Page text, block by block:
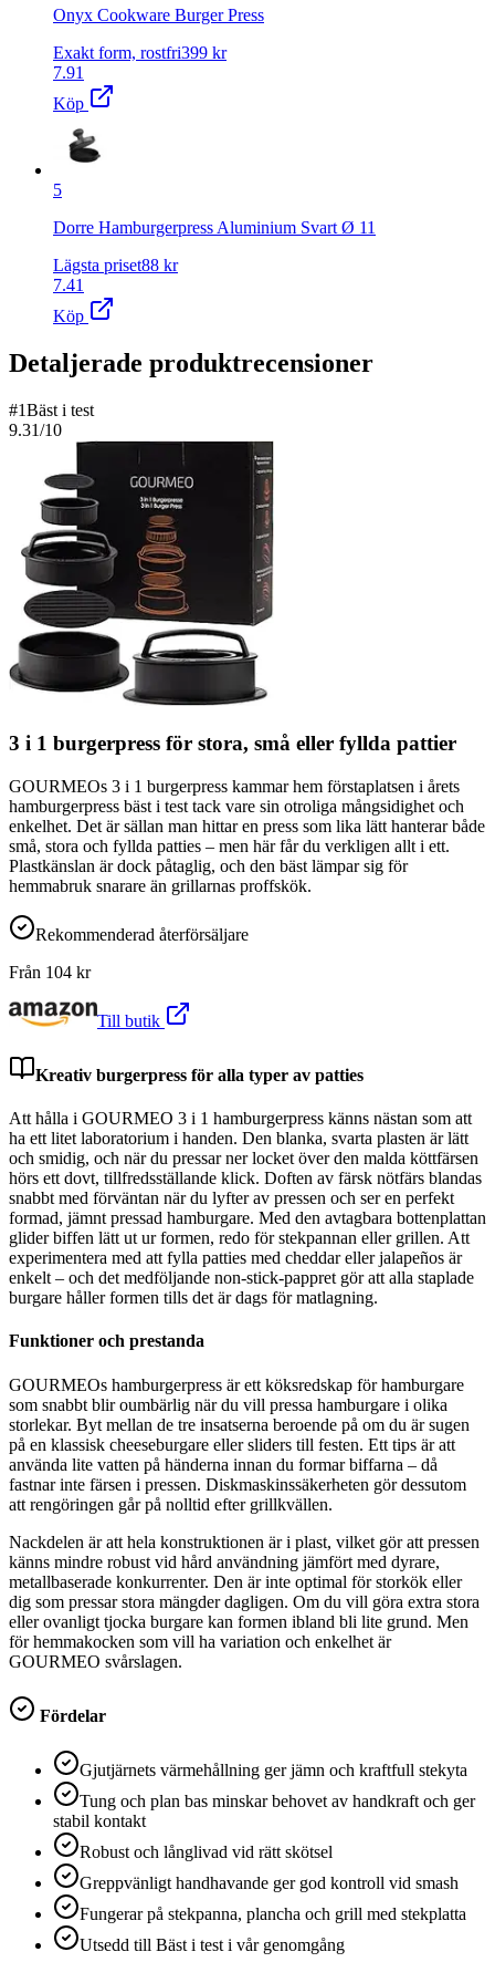
Onyx Cookware Burger Press
Exakt form, rostfri399 kr
7.91
Köp
5
Dorre Hamburgerpress Aluminium Svart Ø 11
Lägsta priset88 kr
7.41
Köp
Detaljerade produktrecensioner
#1Bäst i test
9.31/10
3 i 1 burgerpress för stora, små eller fyllda pattier
GOURMEOs 3 i 1 burgerpress kammar hem förstaplatsen i årets
hamburgerpress bäst i test tack vare sin otroliga mångsidighet och
enkelhet. Det är sällan man hittar en press som lika lätt hanterar både
små, stora och fyllda patties – men här får du verkligen allt i ett.
Plastkänslan är dock påtaglig, och den bäst lämpar sig för
hemmabruk snarare än grillarnas proffskök.
Rekommenderad återförsäljare
Från 104 kr
Till butik
Kreativ burgerpress för alla typer av patties
Att hålla i GOURMEO 3 i 1 hamburgerpress känns nästan som att
ha ett litet laboratorium i handen. Den blanka, svarta plasten är lätt
och smidig, och när du pressar ner locket över den malda köttfärsen
hörs ett dovt, tillfredsställande klick. Doften av färsk nötfärs blandas
snabbt med förväntan när du lyfter av pressen och ser en perfekt
formad, jämnt pressad hamburgare. Med den avtagbara bottenplattan
glider biffen lätt ut ur formen, redo för stekpannan eller grillen. Att
experimentera med att fylla patties med cheddar eller jalapeños är
enkelt – och det medföljande non-stick-pappret gör att alla staplade
burgare håller formen tills det är dags för matlagning.
Funktioner och prestanda
GOURMEOs hamburgerpress är ett köksredskap för hamburgare
som snabbt blir oumbärlig när du vill pressa hamburgare i olika
storlekar. Byt mellan de tre insatserna beroende på om du är sugen
på en klassisk cheeseburgare eller sliders till festen. Ett tips är att
använda lite vatten på händerna innan du formar biffarna – då
fastnar inte färsen i pressen. Diskmaskinssäkerheten gör dessutom
att rengöringen går på nolltid efter grillkvällen.
Nackdelen är att hela konstruktionen är i plast, vilket gör att pressen
känns mindre robust vid hård användning jämfört med dyrare,
metallbaserade konkurrenter. Den är inte optimal för storkök eller
dig som pressar stora mängder dagligen. Om du vill göra extra stora
eller ovanligt tjocka burgare kan formen ibland bli lite grund. Men
för hemmakocken som vill ha variation och enkelhet är
GOURMEO svårslagen.
Fördelar
Gjutjärnets värmehållning ger jämn och kraftfull stekyta
Tung och plan bas minskar behovet av handkraft och ger
stabil kontakt
Robust och långlivad vid rätt skötsel
Greppvänligt handhavande ger god kontroll vid smash
Fungerar på stekpanna, plancha och grill med stekplatta
Utsedd till Bäst i test i vår genomgång